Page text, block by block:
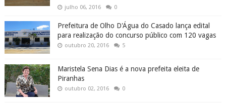
julho 06, 2016 0
Prefeitura de Olho D'Água do Casado lança edital
para realização do concurso público com 120 vagas
outubro 20, 2016 5
Maristela Sena Dias é a nova prefeita eleita de
Piranhas
outubro 02, 2016 0